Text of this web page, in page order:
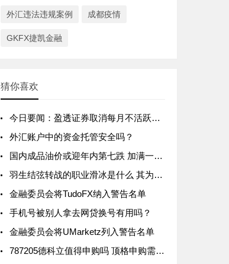
外汇违法违规案例 成都疫情
GKFX捷凯金融
猜你喜欢
今日要闻：盈透证券取消每月不活跃账户管理费；Tigress Financial Partners成为纽交所会员，StoneX表示祝贺；扩大加密产品范围！Swissquote新增Polkadot供客户交
外汇账户中的资金托管安全吗？
国内成品油价或迎年内第七跌 加满一箱油将节省10元左右
羽生结弦转战的职业滑冰是什么 其为什么那么火看个人资料简介
金融委员会将TudoFX纳入警告名单
手机号被别人拿去网贷换号有用吗？
金融委员会将UMarketz列入警告名单
787205德科立值得申购吗 顶格申购需配市值6.5万元